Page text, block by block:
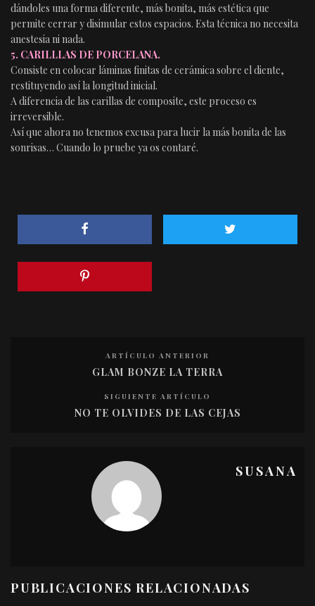
dándoles una forma diferente, más bonita, más estética que
permite cerrar y disimular estos espacios. Esta técnica no necesita
anestesia ni nada.
5. CARILLLAS DE PORCELANA.
Consiste en colocar láminas finitas de cerámica sobre el diente,
restituyendo así la longitud inicial.
A diferencia de las carillas de composite, este proceso es
irreversible.
Así que ahora no tenemos excusa para lucir la más bonita de las
sonrisas… Cuando lo pruebe ya os contaré.
ARTÍCULO ANTERIOR
GLAM BONZE LA TERRA
SIGUIENTE ARTÍCULO
NO TE OLVIDES DE LAS CEJAS
SUSANA
PUBLICACIONES RELACIONADAS